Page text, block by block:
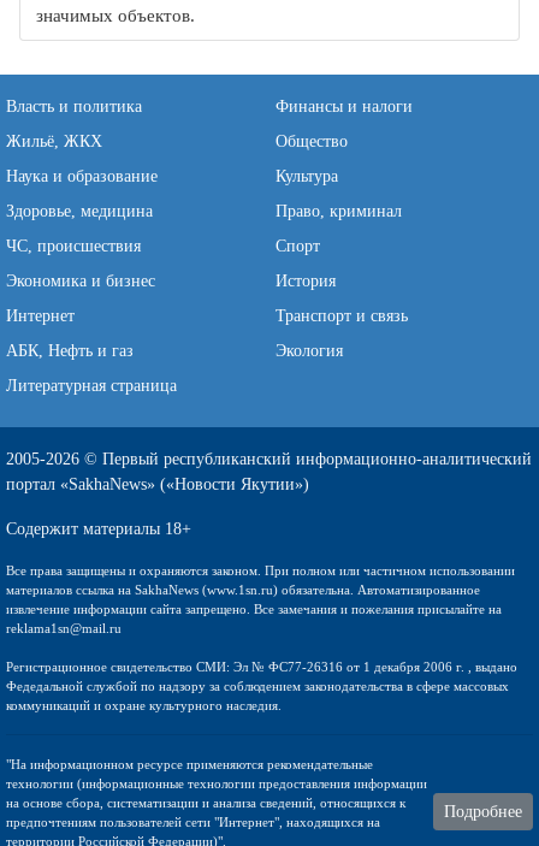
значимых объектов.
Власть и политика
Финансы и налоги
Жильё, ЖКХ
Общество
Наука и образование
Культура
Здоровье, медицина
Право, криминал
ЧС, происшествия
Спорт
Экономика и бизнес
История
Интернет
Транспорт и связь
АБК, Нефть и газ
Экология
Литературная страница
2005-2026 © Первый республиканский информационно-аналитический
портал «SakhaNews» («Новости Якутии»)
Содержит материалы 18+
Все права защищены и охраняются законом. При полном или частичном использовании
материалов ссылка на SakhaNews (www.1sn.ru) обязательна. Автоматизированное
извлечение информации сайта запрещено. Все замечания и пожелания присылайте на
reklama1sn@mail.ru
Регистрационное свидетельство СМИ: Эл № ФС77-26316 от 1 декабря 2006 г. , выдано
Федедальной службой по надзору за соблюдением законодательства в сфере массовых
коммуникаций и охране культурного наследия.
"На информационном ресурсе применяются рекомендательные
технологии (информационные технологии предоставления информации
на основе сбора, систематизации и анализа сведений, относящихся к
предпочтениям пользователей сети "Интернет", находящихся на
территории Российской Федерации)".
Подробнее